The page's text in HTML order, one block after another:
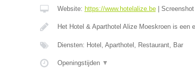
Website: https://www.hotelalize.be| Screenshot
Het Hotel & Aparthotel Alize Moeskroen is een
Diensten: Hotel, Aparthotel, Restaurant, Bar
Openingstijden ▼